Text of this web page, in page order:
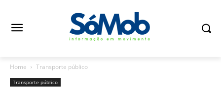
Home Transporte público
Transporte público